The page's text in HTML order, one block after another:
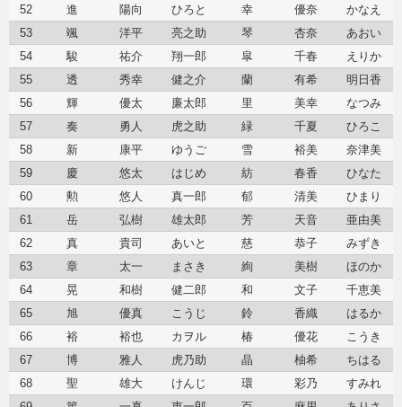
52
進 陽向 ひろと 幸 優奈
かなえ
53
颯 洋平 亮之助 琴 杏奈
あおい
54
駿 祐介 翔一郎 皐 千春
えりか
55
透 秀幸 健之介 蘭 有希
明日香
56
輝 優太 廉太郎 里 美幸
なつみ
57
奏 勇人 虎之助 緑 千夏
ひろこ
58
新 康平 ゆうご 雪 裕美
奈津美
59
慶 悠太 はじめ 紡 春香
ひなた
60
勲 悠人 真一郎 郁 清美
ひまり
61
岳 弘樹 雄太郎 芳 天音
亜由美
62
真 貴司 あいと 慈 恭子
みずき
63
章 太一 まさき 絢 美樹
ほのか
64
晃 和樹 健二郎 和 文子
千恵美
65
旭 優真 こうじ 鈴 香織
はるか
66
裕 裕也 カヲル 椿 優花
こうき
67
博 雅人 虎乃助 晶 柚希
ちはる
68
聖 雄大 けんじ 環 彩乃
すみれ